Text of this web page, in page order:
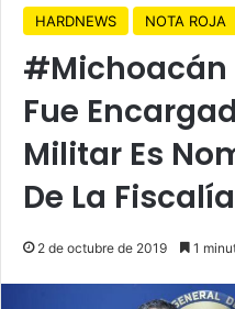
HARDNEWS NOTA ROJA
#Michoacán
Fue
Militar Es
De La Fiscalía
2 de octubre de 2019 1